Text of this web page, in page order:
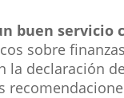
buen servicio
sobre
la declaración